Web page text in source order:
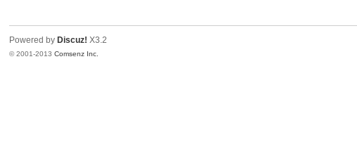
Powered by Discuz! X3.2
© 2001-2013Comsenz Inc.